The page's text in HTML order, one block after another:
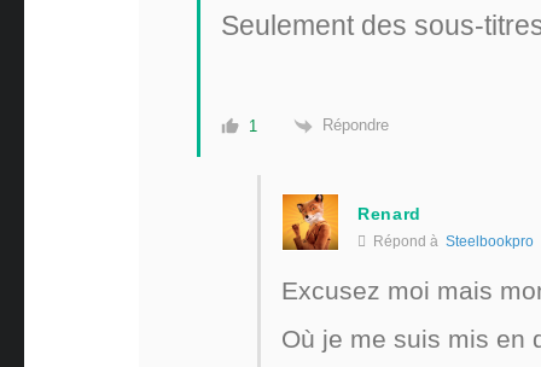
Seulement des sous-
1 Répondre
Renard
Répond à Steelbookpro
Excusez moi mais
Où je me suis mis en